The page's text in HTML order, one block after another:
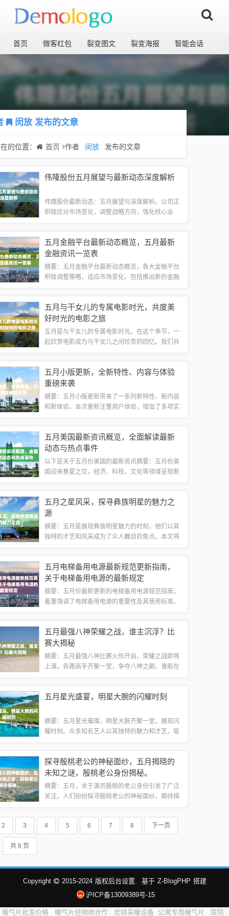
首页 微客红包 裂变图文 裂变海报 智能会话
闵放发布的文章
的位置： 首页 作者 闵放 发布的文章
伟隆股份五月展望与最新动态深度解析
伟隆股份最新动态：五月展望与深度解析。公司正
积极应对市场变化，调整战略方向，强化核心业
新，提升市场竞争力。深度解析显示，公司正密...
五月金融平台最新动态概览，五月最新
金融资讯一览表
摘要：五月金融平台最新动态概览，各大金融平台
积极调整策略，适应市场变化。包括推出新的金融
展。这些动态反映了金融行业的创新和发展趋...
五月与干女儿的专属电影时光，共度美
好时光的电影之旅
五月是与干女儿的专属电影时光。在这个季节，一
起欣赏电影成为与干女儿之间珍贵的回忆。我们共
深刻的印记。随着五月的到来，给这个充满活...
五月小版更新，全新特性、内容与体验
重磅来袭
摘要：五月小版更新带来了一系列新特性、新内容
和新体验。本次更新注重用户体验，增加了多项实
新为用户带来了全新的体验，让应用更加出色...
五月美国最新资讯概览，全面解读最新
动态与热点事件
以下是关于五月份美国的最新资讯摘要：五月份美
国迎来春夏之交，经济、科技、文化等领域呈现新
整和社会议题也备受关注。五月美国最新资讯...
五月之星风采，探寻彝族明星的魅力之
源
摘要：五月是展现彝族明星魅力的时刻，他们以其
独特的才艺和风采成为了众人瞩目的焦点。本文将
背后的故事，我们将一同感受彝族的独特魅力...
五月电梯备用电源最新规范更新指南，
关于电梯备用电源的最新规定
摘要：五月份最新更新的电梯备用电源规范指南，
着重强调了电梯备用电源的重要性及其使用标准。
能够正常运行。这一更新的规范为电梯安全提...
五月最强八神荣耀之战，谁主沉浮？比
赛大揭秘
摘要：五月最强八神比赛火热开启，荣耀之战即将
上演。各路高手齐聚一堂，争夺八神之巅。谁能在
和激情的较量，让我们拭目以待！比赛背景“...
五月星光盛宴，明星大腕的闪耀时刻
摘要：五月星光璀璨，明星大腕齐聚一堂，展现闪
耀时刻。众多知名艺人以其独特的魅力和才艺，吸
场视觉和听觉的盛宴。五月，成为明星们展现...
探寻殷桃老公的神秘面纱，五月揭晓的
未知之谜，殷桃老公身份揭秘。
摘要：五月，关于演员殷桃的老公身份引发了广泛
关注。人们纷纷探寻殷桃老公的神秘面纱，期待揭
谁，需等待更多信息的公布。本文将以殷桃的演艺
生涯为线索，探讨她的私生活，特别是关于她老...
2 3 4 5 6 7 8 下一页
共 8 页
Copyright 2015-2024 版权后台设置. 基于 Z-BlogPHP 搭建
沪ICP备13009389号-15
暖气片批发价格 暖气片经销商合作 宏硕采暖设备 公寓专用暖气片 医院